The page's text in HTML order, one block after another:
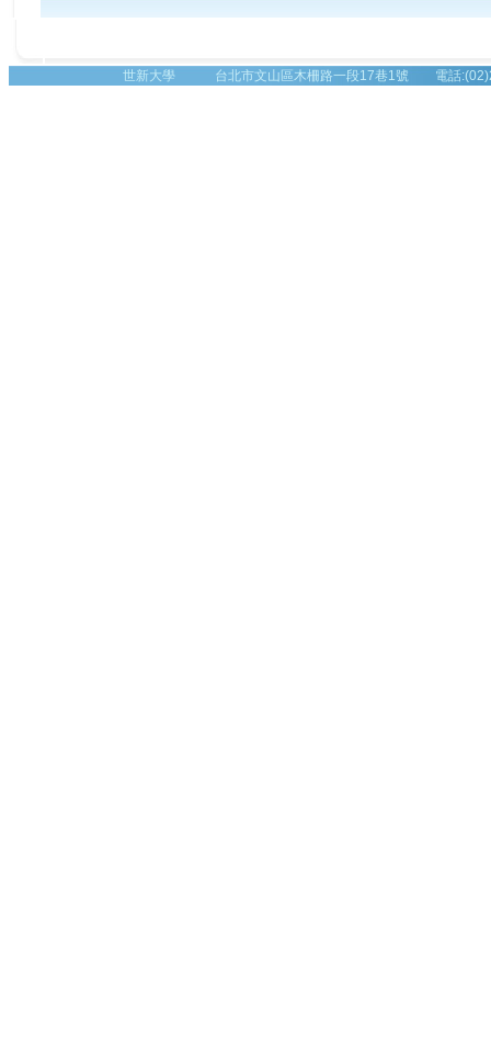
世新大學 台北市文山區木柵路一段17巷1號 電話